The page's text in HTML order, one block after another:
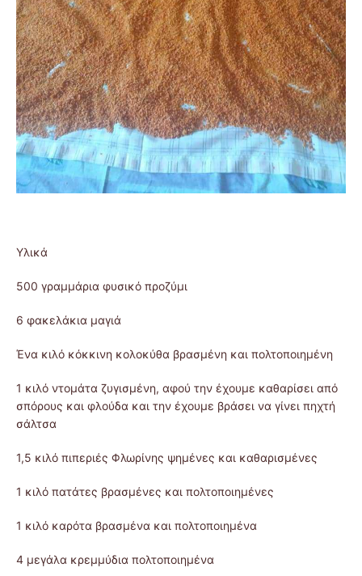
Υλικά
500 γραμμάρια φυσικό προζύμι
6 φακελάκια μαγιά
Ένα κιλό κόκκινη κολοκύθα βρασμένη και πολτοποιημένη
1 κιλό ντομάτα ζυγισμένη, αφού την έχουμε καθαρίσει από
σπόρους και φλούδα και την έχουμε βράσει να γίνει πηχτή
σάλτσα
1,5 κιλό πιπεριές Φλωρίνης ψημένες και καθαρισμένες
1 κιλό πατάτες βρασμένες και πολτοποιημένες
1 κιλό καρότα βρασμένα και πολτοποιημένα
4 μεγάλα κρεμμύδια πολτοποιημένα